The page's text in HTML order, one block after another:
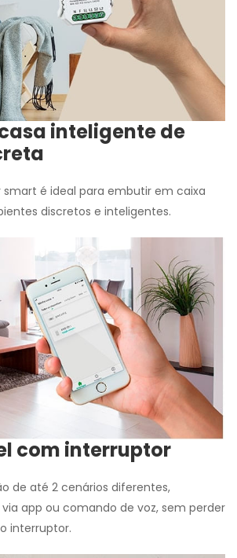
inteligente de
é ideal para embutir em caixa
discretos e inteligentes.
com interruptor
de até 2 cenários diferentes,
app ou comando de voz, sem perder
interruptor.